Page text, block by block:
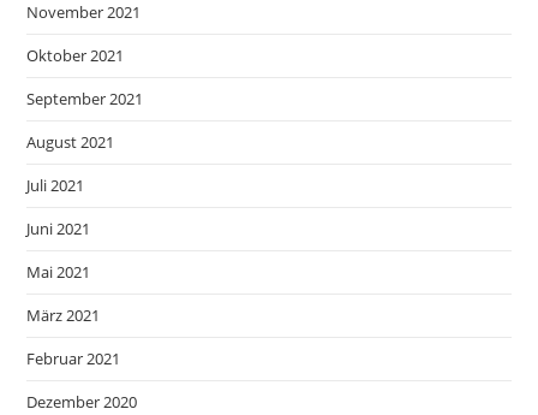
November 2021
Oktober 2021
September 2021
August 2021
Juli 2021
Juni 2021
Mai 2021
März 2021
Februar 2021
Dezember 2020